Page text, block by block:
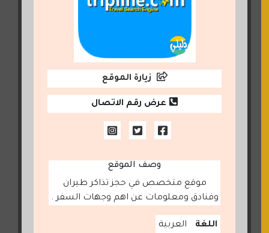
زيارة الموقع
عرض رقم الاتصال
وصف الموقع
موقع متخصص في حجز تذاكر طيران
وفنادق ومعلومات عن اهم وجهات السفر .
اللغة العربية